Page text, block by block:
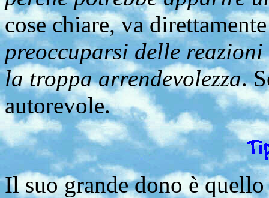
cose chiare, va
preoccuparsi delle
la troppa arrendevolezza.
autorevole.
Il suo grande dono è